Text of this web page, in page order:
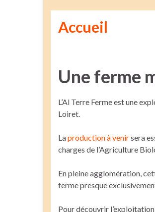
Accueil
Une ferme
L’Al Terre Ferme est une
Loiret.
Laproduction à venirsera
charges de l’Agriculture
En pleine agglomération,
ferme presque
Pour découvrir